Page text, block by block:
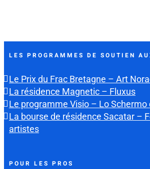
LES PROGRAMMES DE SOUTIEN
Le Prix du Frac Bretagne – Art
La résidence Magnetic – Fluxus
Le programme Visio – Lo Schermo
La bourse de résidence Sacatar –
artistes
POUR LES PROS